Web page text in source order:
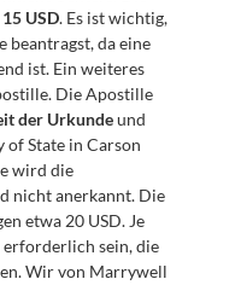
USD. Es ist wichtig,
beantragst, da eine
ist. Ein weiteres
Die Apostille
der Urkunde und
of State in Carson
wird die
nicht anerkannt. Die
etwa 20 USD. Je
erforderlich sein, die
Wir von Marrywell